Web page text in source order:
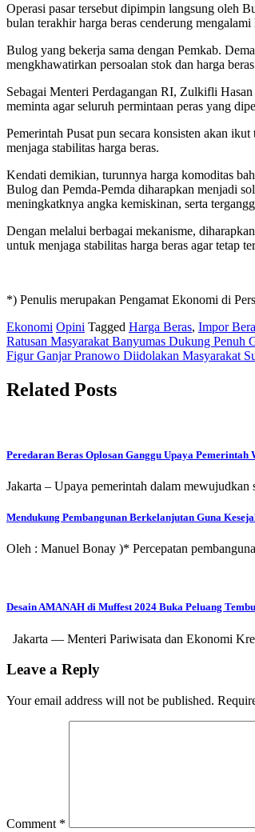
Operasi pasar tersebut dipimpin langsung oleh
bulan terakhir harga beras cenderung
Bulog yang bekerja sama dengan Pemkab.
mengkhawatirkan persoalan stok dan harga
Sebagai Menteri Perdagangan RI, Zulkifli Hasan
meminta agar seluruh permintaan peras yang
Pemerintah Pusat pun secara konsisten akan
menjaga stabilitas harga beras.
Kendati demikian, turunnya harga komoditas
Bulog dan Pemda-Pemda diharapkan menjadi
meningkatknya angka kemiskinan, serta
Dengan melalui berbagai mekanisme,
untuk menjaga stabilitas harga beras agar tetap
*) Penulis merupakan Pengamat Ekonomi di
Ekonomi Opini Tagged Harga Beras, Impor
Post
navigation
Ratusan Masyarakat Banyumas Dukung Penuh
Figur Ganjar Pranowo Diidolakan Masyarakat
Related Posts
Peredaran Beras Oplosan Ganggu Upaya Pemerintah
Jakarta – Upaya pemerintah dalam
Mendukung Pembangunan Berkelanjutan Guna
Oleh : Manuel Bonay )* Percepatan
Desain AMANAH di Muffest 2024 Buka Peluang
Jakarta — Menteri Pariwisata dan Ekonomi
Leave a Reply
Your email address will not be published.
Comment *